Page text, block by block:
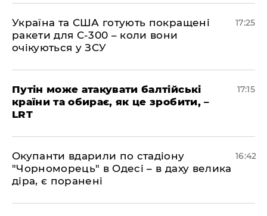
​Україна та США готують покращені
ракети для С-300 – коли вони
очікуються у ЗСУ
17:25
​Путін може атакувати балтійські
країни та обирає, як це зробити, –
LRT
17:15
​Окупанти вдарили по стадіону
"Чорноморець" в Одесі – в даху велика
діра, є поранені
16:42